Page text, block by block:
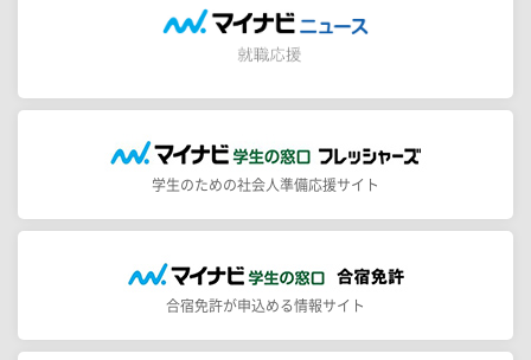
学生のための社会人準備応援サイト
合宿免許が申込める情報サイト